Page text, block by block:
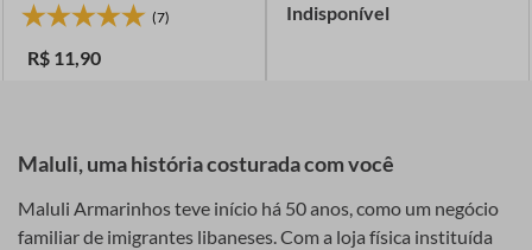
(7)
R$ 11,90
Indisponível
Maluli, uma história costurada com você
Maluli Armarinhos teve início há 50 anos, como um negócio
familiar de imigrantes libaneses. Com a loja física instituída